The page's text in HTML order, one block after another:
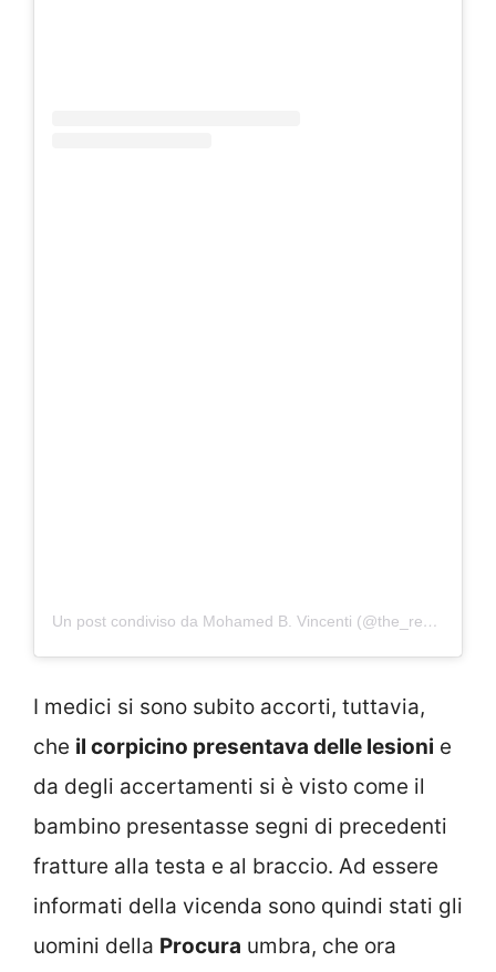
Un post condiviso da Mohamed B. Vincenti (@the_real_moamedeo_official)
I medici si sono subito accorti, tuttavia,
che il corpicino presentava delle lesioni e
da degli accertamenti si è visto come il
bambino presentasse segni di precedenti
fratture alla testa e al braccio. Ad essere
informati della vicenda sono quindi stati gli
uomini della Procura umbra, che ora